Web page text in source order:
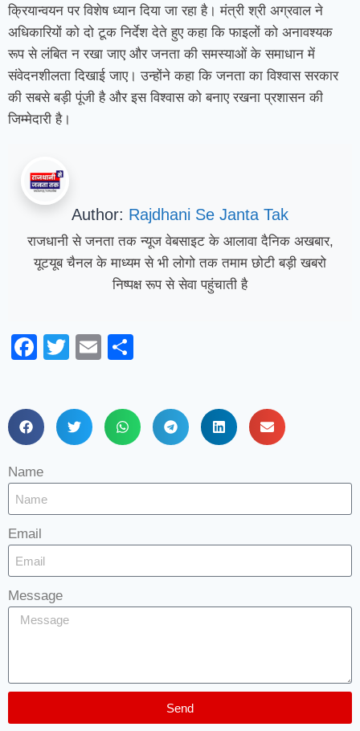
क्रियान्वयन पर विशेष ध्यान दिया जा रहा है। मंत्री श्री अग्रवाल ने
अधिकारियों को दो टूक निर्देश देते हुए कहा कि फाइलों को अनावश्यक
रूप से लंबित न रखा जाए और जनता की समस्याओं के समाधान में
संवेदनशीलता दिखाई जाए। उन्होंने कहा कि जनता का विश्वास सरकार
की सबसे बड़ी पूंजी है और इस विश्वास को बनाए रखना प्रशासन की
जिम्मेदारी है।
Author: Rajdhani Se Janta Tak
राजधानी से जनता तक न्यूज वेबसाइट के आलावा दैनिक अखबार,
यूटयूब चैनल के माध्यम से भी लोगो तक तमाम छोटी बड़ी खबरो
निष्पक्ष रूप से सेवा पहुंचाती है
Facebook
TwitterEmail
Name
Email
Message
Send